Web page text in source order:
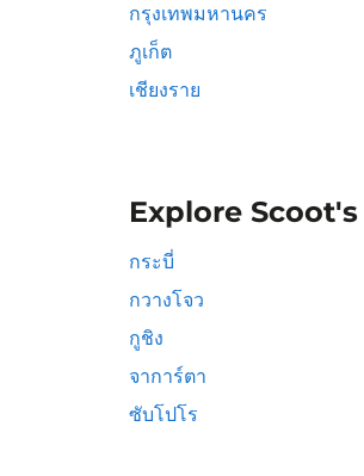
กรุงเทพมหานคร
ภูเก็ต
เชียงราย
Explore
กระบี่
กวางโจว
กูชิง
จาการ์ตา
ซับโปโร